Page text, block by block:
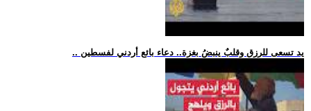
.. يد تسعى للرزق وقلبٌ ينبضُ بغزة.. دعاء بائع أردني لفسطين